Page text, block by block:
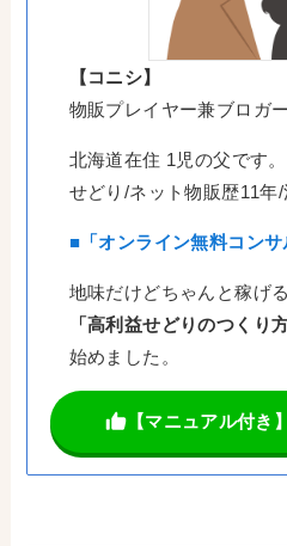
【コニシ】
物販プレイヤー兼ブロガー
北海道在住 1児の父です。
せどり/ネット物販歴11年/
■「オンライン無料コン
地味だけどちゃんと稼げる
「高利益せどりのつくり方
始めました。
【マニュアル付き